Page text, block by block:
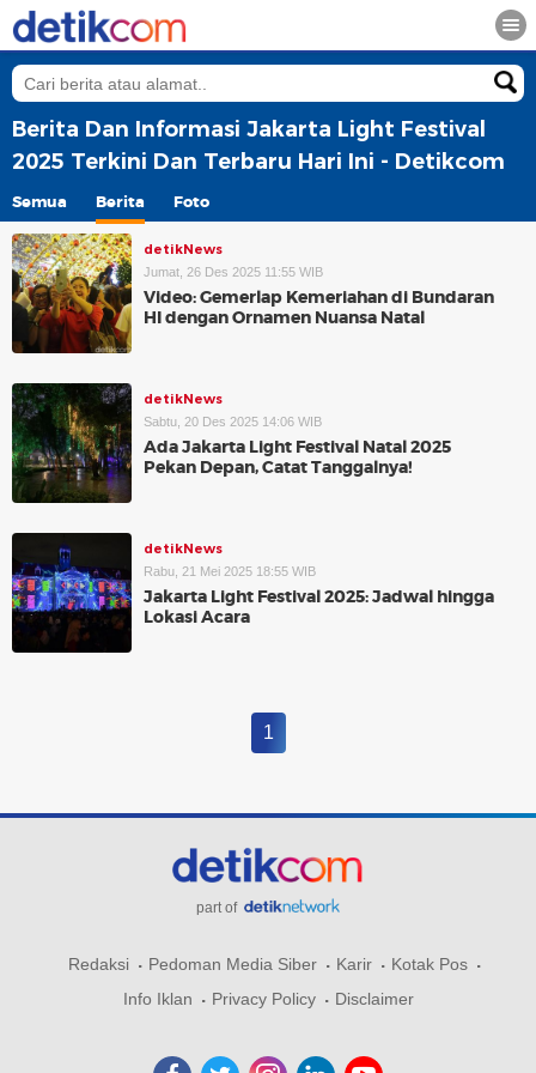
Berita Dan Informasi Jakarta Light Festival
2025 Terkini Dan Terbaru Hari Ini - Detikcom
Semua Berita Foto
detikNews
Jumat, 26 Des 2025 11:55 WIB
Video: Gemerlap Kemeriahan di Bundaran
HI dengan Ornamen Nuansa Natal
detikNews
Sabtu, 20 Des 2025 14:06 WIB
Ada Jakarta Light Festival Natal 2025
Pekan Depan, Catat Tanggalnya!
detikNews
Rabu, 21 Mei 2025 18:55 WIB
Jakarta Light Festival 2025: Jadwal hingga
Lokasi Acara
1
part of
Redaksi Pedoman Media Siber Karir
Kotak Pos
Info Iklan
Privacy Policy Disclaimer